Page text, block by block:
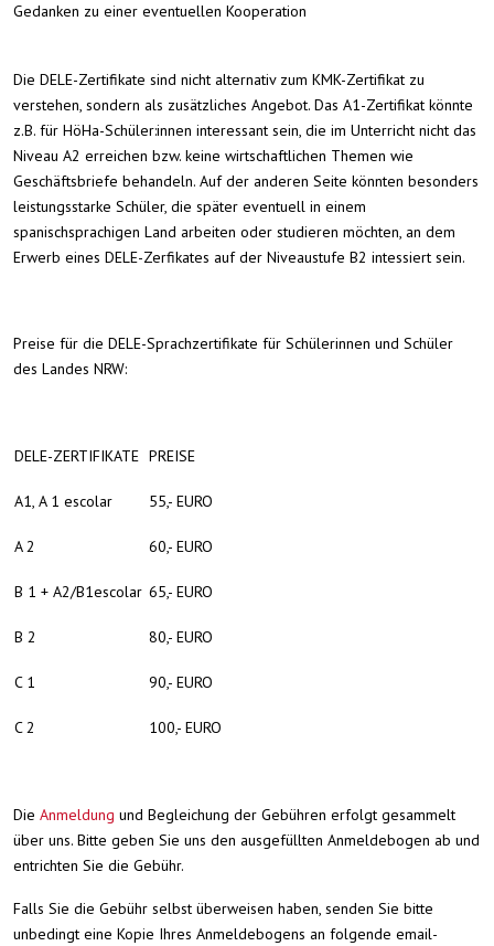
Gedanken zu einer eventuellen Kooperation
Die DELE-Zertifikate sind nicht alternativ zum KMK-Zertifikat zu
verstehen, sondern als zusätzliches Angebot. Das A1-Zertifikat könnte
z.B. für HöHa-Schüler:innen interessant sein, die im Unterricht nicht das
Niveau A2 erreichen bzw. keine wirtschaftlichen Themen wie
Geschäftsbriefe behandeln. Auf der anderen Seite könnten besonders
leistungsstarke Schüler, die später eventuell in einem
spanischsprachigen Land arbeiten oder studieren möchten, an dem
Erwerb eines DELE-Zerfikates auf der Niveaustufe B2 intessiert sein.
Preise für die DELE-Sprachzertifikate für Schülerinnen und Schüler
des Landes NRW:
DELE-ZERTIFIKATE PREISE
A1, A 1 escolar 55,- EURO
A 2 60,- EURO
B 1 + A2/B1escolar 65,- EURO
B 2 80,- EURO
C 1 90,- EURO
C 2 100,- EURO
Die Anmeldung und Begleichung der Gebühren erfolgt gesammelt
über uns. Bitte geben Sie uns den ausgefüllten Anmeldebogen ab und
entrichten Sie die Gebühr.
Falls Sie die Gebühr selbst überweisen haben, senden Sie bitte
unbedingt eine Kopie Ihres Anmeldebogens an folgende email-